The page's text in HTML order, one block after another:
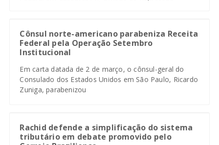
Cônsul norte-americano parabeniza Receita
Federal pela Operação Setembro
Institucional
Em carta datada de 2 de março, o cônsul-geral do
Consulado dos Estados Unidos em São Paulo, Ricardo
Zuniga, parabenizou
Rachid defende a simplificação do sistema
tributário em debate promovido pelo